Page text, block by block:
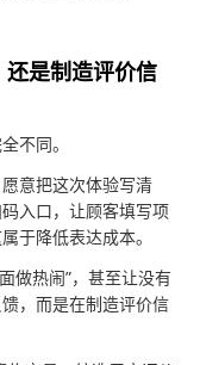
是制造评价信
不同。
意把这次体验写清
入口，让顾客填写项
于降低表达成本。
做热闹”，甚至让没有
，而是在制造评价信